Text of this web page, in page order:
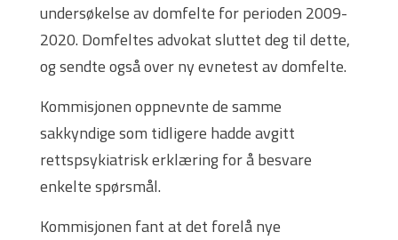
undersøkelse av domfelte for perioden 2009-
2020. Domfeltes advokat sluttet deg til dette,
og sendte også over ny evnetest av domfelte.
Kommisjonen oppnevnte de samme
sakkyndige som tidligere hadde avgitt
rettspsykiatrisk erklæring for å besvare
enkelte spørsmål.
Kommisjonen fant at det forelå nye